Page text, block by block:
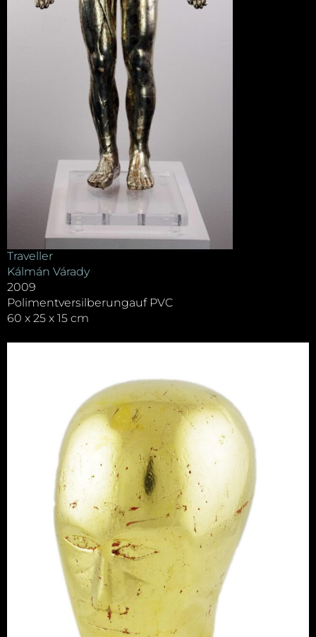
Traveller
Kálmán Várady
2009
Polimentversilberungauf PVC
60 x 25 x 15 cm